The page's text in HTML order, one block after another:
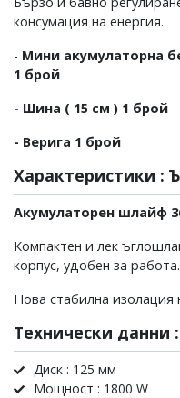
консумация на енергия.
- Мини акумулаторна
1 брой
- Шина ( 15 см ) 1 брой
- Верига 1 брой
Характеристики :
Акумулаторен шлайф
Компактен и лек
корпус, удобен за работа.
Нова стабилна изолация
Технически данни :
Диск : 125 мм
Мощност : 1800 W